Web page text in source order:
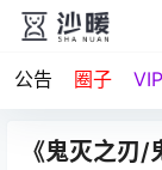
公告 圈子 VIP
《鬼灭之刃